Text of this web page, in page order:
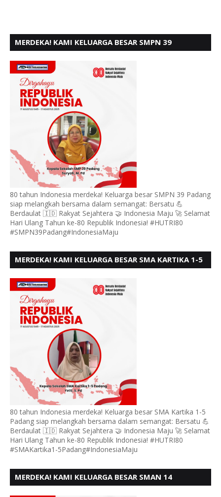
MERDEKA! KAMI KELUARGA BESAR SMPN 39
80 tahun Indonesia merdeka! Keluarga besar SMPN 39 Padang
siap melangkah bersama dalam semangat: Bersatu 💪
Berdaulat 🇮🇩 Rakyat Sejahtera 🤝 Indonesia Maju 🚀 Selamat
Hari Ulang Tahun ke-80 Republik Indonesia! #HUTRI80
#SMPN39Padang#IndonesiaMaju
MERDEKA! KAMI KELUARGA BESAR SMA KARTIKA 1-5
BERSATU BERD
80 tahun Indonesia merdeka! Keluarga besar SMA Kartika 1-5
Padang siap melangkah bersama dalam semangat: Bersatu 💪
Berdaulat 🇮🇩 Rakyat Sejahtera 🤝 Indonesia Maju 🚀 Selamat
Hari Ulang Tahun ke-80 Republik Indonesia! #HUTRI80
#SMAKartika1-5Padang#IndonesiaMaju
MERDEKA! KAMI KELUARGA BESAR SMAN 14